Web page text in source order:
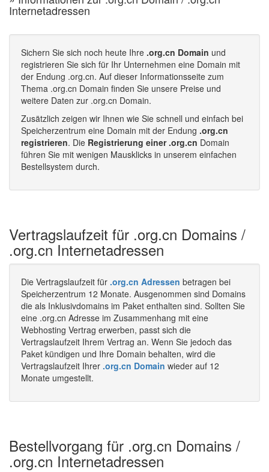
Internetadressen
Sichern Sie sich noch heute Ihre .org.cn Domain und
registrieren Sie sich für Ihr Unternehmen eine Domain mit
der Endung .org.cn. Auf dieser Informationsseite zum
Thema .org.cn Domain finden Sie unsere Preise und
weitere Daten zur .org.cn Domain.
Zusätzlich zeigen wir Ihnen wie Sie schnell und einfach bei
Speicherzentrum eine Domain mit der Endung .org.cn
registrieren. Die Registrierung einer .org.cn Domain
führen Sie mit wenigen Mausklicks in unserem einfachen
Bestellsystem durch.
Vertragslaufzeit für .org.cn Domains /
.org.cn Internetadressen
Die Vertragslaufzeit für .org.cn Adressen betragen bei
Speicherzentrum 12 Monate. Ausgenommen sind Domains
die als Inklusivdomains im Paket enthalten sind. Sollten Sie
eine .org.cn Adresse im Zusammenhang mit eine
Webhosting Vertrag erwerben, passt sich die
Vertragslaufzeit Ihrem Vertrag an. Wenn Sie jedoch das
Paket kündigen und Ihre Domain behalten, wird die
Vertragslaufzeit Ihrer .org.cn Domain wieder auf 12
Monate umgestellt.
Bestellvorgang für .org.cn Domains /
.org.cn Internetadressen